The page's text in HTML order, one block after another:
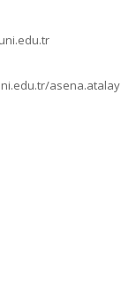
asena.atalay